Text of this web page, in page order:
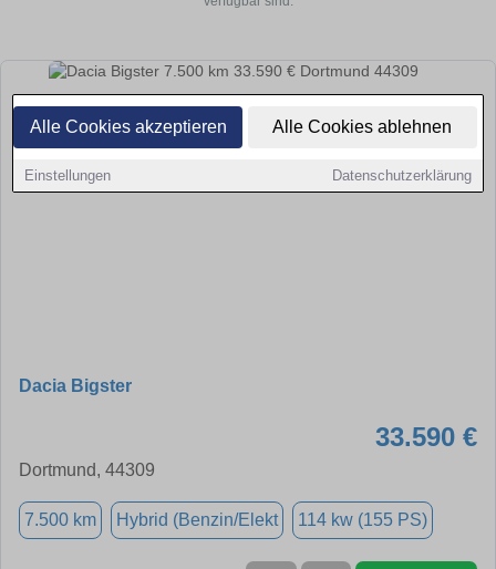
Alle Cookies akzeptieren Alle Cookies ablehnen
Einstellungen Datenschutzerklärung
Dacia Bigster
33.590 €
Dortmund, 44309
7.500 km Hybrid (Benzin/Elekt 114 kw (155 PS)